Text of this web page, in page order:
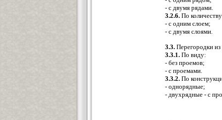
- с двумя рядами.
3.2.6. По
- с одним слоем;
- с двумя слоями.
3.3. Перегородки
3.3.1. По виду:
- без проемов;
- с проемами.
3.3.2. По
- однорядные;
- двухрядные - с